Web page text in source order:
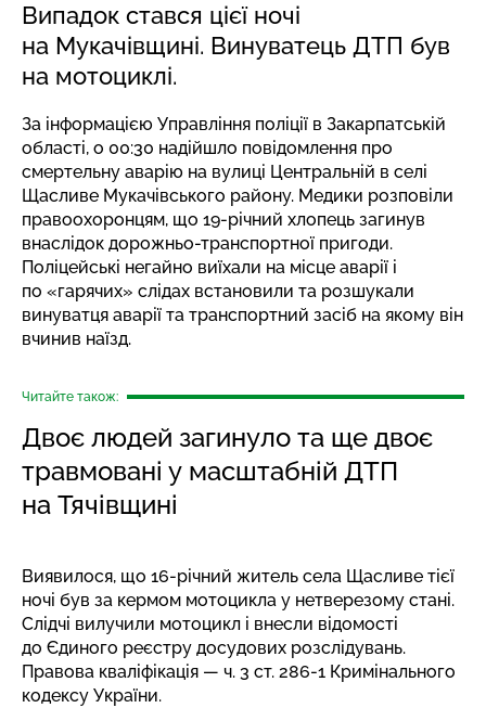
Випадок стався цієї ночі
на Мукачівщині. Винуватець ДТП був
на мотоциклі.
За інформацією Управління поліції в Закарпатській
області, о 00:30 надійшло повідомлення про
смертельну аварію на вулиці Центральній в селі
Щасливе Мукачівського району. Медики розповіли
правоохоронцям, що 19-річний хлопець загинув
внаслідок дорожньо-транспортної пригоди.
Поліцейські негайно виїхали на місце аварії і
по «гарячих» слідах встановили та розшукали
винуватця аварії та транспортний засіб на якому він
вчинив наїзд.
Читайте також:
Двоє людей загинуло та ще двоє
травмовані у масштабній ДТП
на Тячівщині
Виявилося, що 16-річний житель села Щасливе тієї
ночі був за кермом мотоцикла у нетверезому стані.
Слідчі вилучили мотоцикл і внесли відомості
до Єдиного реєстру досудових розслідувань.
Правова кваліфікація — ч. 3 ст. 286-1 Кримінального
кодексу України.